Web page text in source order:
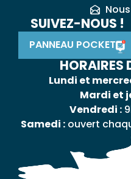
SUIVEZ-NOUS !
PANNEAU POCKET
HORAIRES
Lundi et
Mardi et
Vendredi :
Samedi : ouvert